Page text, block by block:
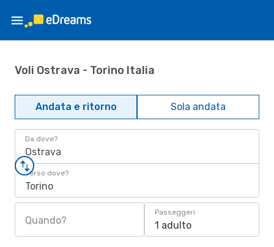
Voli Ostrava - Torino Italia
Andata e ritorno Sola andata
Da dove?
Ostrava
Verso dove?
Torino
Quando?
Passeggeri
1 adulto